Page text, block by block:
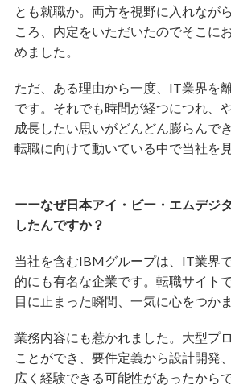
とも就職か。両方を視野に入れなが
ころ、内定をいただいたのでそこに
めました。
ただ、ある理由から一度、IT業界を
です。それでも時間が経つにつれ、
成長したい思いがどんどん膨らんで
転職に向けて動いている中で当社を
ーーなぜ日本アイ・ビー・エムデジ
したんですか？
当社を含むIBMグループは、IT業界
的にも有名な企業です。転職サイト
目に止まった瞬間、一気に心をつか
業務内容にも惹かれました。大型プ
ことができ、要件定義から設計開発
広く経験できる可能性があったから